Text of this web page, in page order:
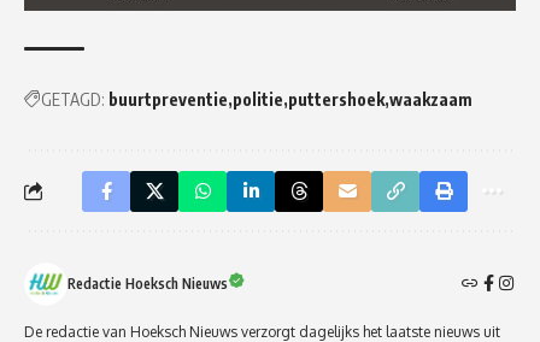
GETAGD: buurtpreventie politie puttershoek waakzaam
Redactie Hoeksch Nieuws
De redactie van Hoeksch Nieuws verzorgt dagelijks het laatste nieuws uit